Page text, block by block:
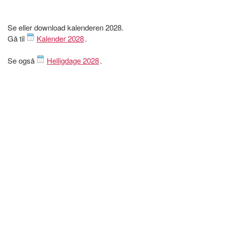
Se eller download kalenderen 2028.
Gå til
Kalender 2028.
Se også Helligdage 2028.